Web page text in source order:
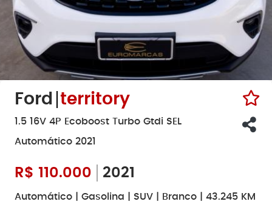
Ford territory
1.5 16V 4P Ecoboost Turbo Gtdi SEL
Automático 2021
R$ 110.000 2021
Automático | Gasolina | SUV | Branco | 43.245 KM